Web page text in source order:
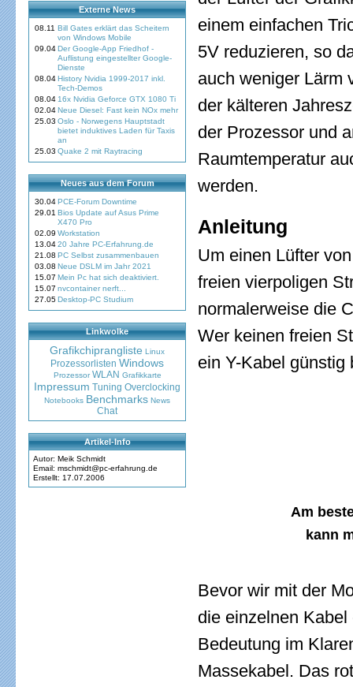
Externe News
08.11 Bill Gates erklärt das Scheitern
von Windows Mobile
09.04Der Google-App Friedhof -
Auflistung eingestellter Google-
Dienste
08.04History Nvidia 1999-2017 inkl.
Tech-Demos
08.04 16x Nvidia Geforce GTX 1080 Ti
02.04Neue Diesel: Fast kein NOx mehr
25.03 Oslo - Norwegens Hauptstadt
bietet induktives Laden für Taxis
an
25.03 Quake 2 mit Raytracing
Neues aus dem Forum
30.04PCE-Forum Downtime
29.01 Bios Update auf Asus Prime
X470 Pro
02.09 Workstation
13.0420 Jahre PC-Erfahrung.de
21.08 PC Selbst zusammenbauen
03.08 Neue DSLM im Jahr 2021
15.07 Mein Pc hat sich deaktiviert.
15.07 nvcontainer nerft...
27.05Desktop-PC Studium
Linkwolke
Grafikchiprangliste Linux
Prozessorlisten Windows
Prozessor WLAN Grafikkarte
Impressum Tuning Overclocking
Notebooks Benchmarks News
Chat
Artikel-Info
Autor: Meik Schmidt
Email: mschmidt@pc-erfahrung.de
Erstellt: 17.07.2006
einem einfachen
5V reduzieren, so
auch weniger Lärm
der kälteren
der Prozessor und
Raumtemperatur
werden.
Anleitung
Um einen Lüfter
freien vierpoligen
normalerweise die
Wer keinen freien
ein Y-Kabel günstig
Am
kann
Bevor wir mit der
die einzelnen
Bedeutung im
Massekabel. Das